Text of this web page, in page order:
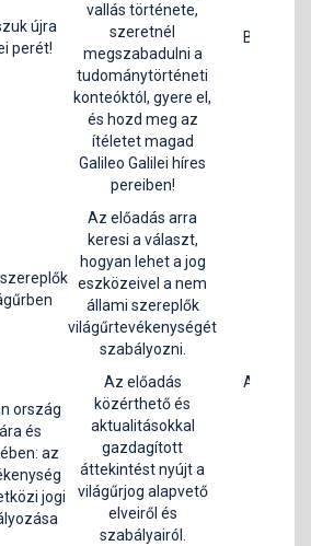
újra
perét!
vallás története,
szeretnél
megszabadulni a
tudománytörténeti
konteóktól, gyere el,
és hozd meg az
ítéletet magad
Galileo Galilei híres
pereiben!
B1
Az előadás arra
keresi a választ,
hogyan lehet a jog
eszközeivel a nem
állami szereplők
világűrtevékenységét
szabályozni.
A1
ország
és
az
jogi
Az előadás
közérthető és
aktualitásokkal
gazdagított
áttekintést nyújt a
világűrjog alapvető
elveiről és
szabályairól.